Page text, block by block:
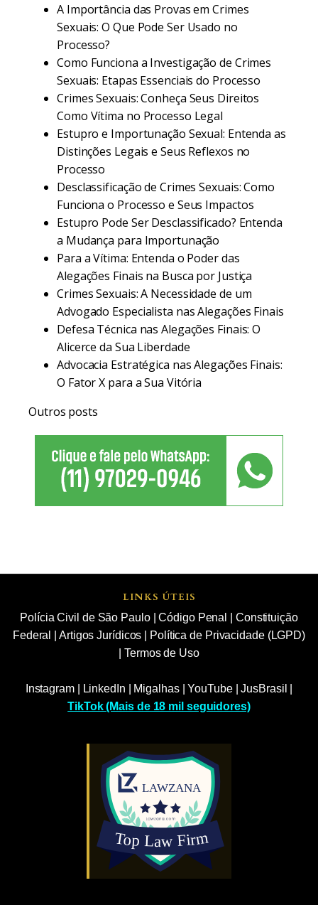
A Importância das Provas em Crimes
Sexuais: O Que Pode Ser Usado no
Processo?
Como Funciona a Investigação de Crimes
Sexuais: Etapas Essenciais do Processo
Crimes Sexuais: Conheça Seus Direitos
Como Vítima no Processo Legal
Estupro e Importunação Sexual: Entenda as
Distinções Legais e Seus Reflexos no
Processo
Desclassificação de Crimes Sexuais: Como
Funciona o Processo e Seus Impactos
Estupro Pode Ser Desclassificado? Entenda
a Mudança para Importunação
Para a Vítima: Entenda o Poder das
Alegações Finais na Busca por Justiça
Crimes Sexuais: A Necessidade de um
Advogado Especialista nas Alegações Finais
Defesa Técnica nas Alegações Finais: O
Alicerce da Sua Liberdade
Advocacia Estratégica nas Alegações Finais:
O Fator X para a Sua Vitória
Outros posts
LINKS ÚTEIS
Polícia Civil de São Paulo|Código Penal
Constituição
Federal
Artigos Jurídicos
Política de Privacidade (LGPD)
|Termos de Uso
Instagram| LinkedIn Migalhas|YouTube|JusBrasil
TikTok (Mais de 18 mil seguidores)